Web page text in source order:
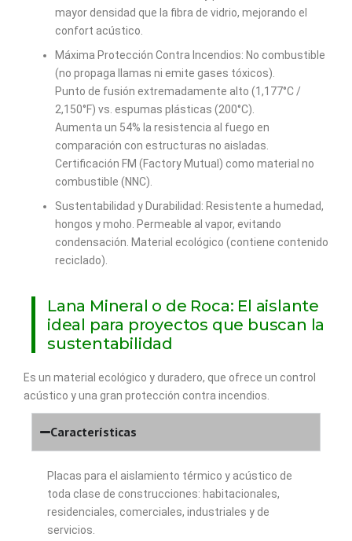
mayor densidad que la fibra de vidrio, mejorando el
confort acústico.
Máxima Protección Contra Incendios: No combustible
(no propaga llamas ni emite gases tóxicos).
Punto de fusión extremadamente alto (1,177°C /
2,150°F) vs. espumas plásticas (200°C).
Aumenta un 54% la resistencia al fuego en
comparación con estructuras no aisladas.
Certificación FM (Factory Mutual) como material no
combustible (NNC).
Sustentabilidad y Durabilidad: Resistente a humedad,
hongos y moho. Permeable al vapor, evitando
condensación. Material ecológico (contiene contenido
reciclado).
Lana Mineral o de Roca: El aislante
ideal para proyectos que buscan la
sustentabilidad
Es un material ecológico y duradero, que ofrece un control
acústico y una gran protección contra incendios.
Características
Placas para el aislamiento térmico y acústico de
toda clase de construcciones: habitacionales,
residenciales, comerciales, industriales y de
servicios.